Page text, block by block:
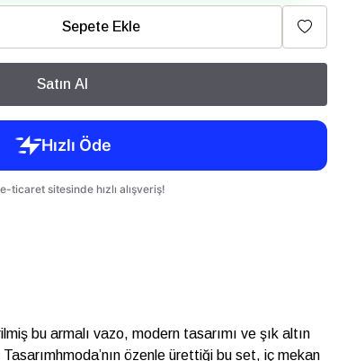
Sepete Ekle
Satın Al
bu armalı vazo, modern tasarımı ve şık altın
özenle ürettiği bu set, iç mekan